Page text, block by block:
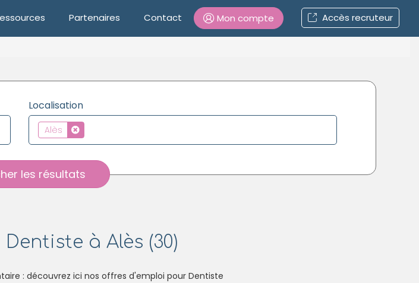
Partenaires Contact Mon compte Accès recruteur
Mot de passe oublié ?
Localisation
Alès
les résultats
à Alès (30)
: découvrez ici nos offres d'emploi pour Dentiste